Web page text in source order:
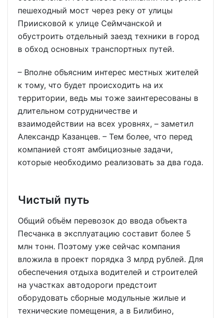
пешеходный мост через реку от улицы
Приисковой к улице Сеймчанской и
обустроить отдельный заезд техники в город
в обход основных транспортных путей.
– Вполне объясним интерес местных жителей
к тому, что будет происходить на их
территории, ведь мы тоже заинтересованы в
длительном сотрудничестве и
взаимодействии на всех уровнях, – заметил
Александр Казанцев. – Тем более, что перед
компанией стоят амбициозные задачи,
которые необходимо реализовать за два года.
Чистый путь
Общий объём перевозок до ввода объекта
Песчанка в эксплуатацию составит более 5
млн тонн. Поэтому уже сейчас компания
вложила в проект порядка 3 млрд рублей. Для
обеспечения отдыха водителей и строителей
на участках автодороги предстоит
оборудовать сборные модульные жилые и
технические помещения, а в Билибино,